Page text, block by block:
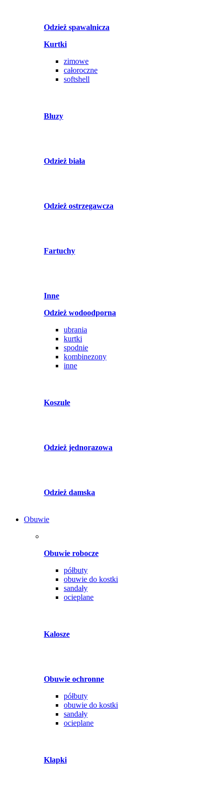
Odzież spawalnicza
Kurtki
zimowe
całoroczne
softshell
Bluzy
Odzież biała
Odzież ostrzegawcza
Fartuchy
Inne
Odzież wodoodporna
ubrania
kurtki
spodnie
kombinezony
inne
Koszule
Odzież jednorazowa
Odzież damska
Obuwie
Obuwie robocze
półbuty
obuwie do kostki
sandały
ocieplane
Kalosze
Obuwie ochronne
półbuty
obuwie do kostki
sandały
ocieplane
Klapki